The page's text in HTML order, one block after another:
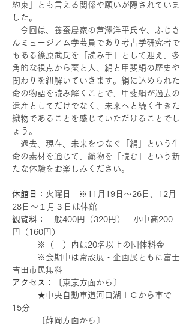
約束」とも言える関係や願いが隠されていま
した。
今回は、養蚕農家の芦澤洋平氏や、ふじさ
んミュージアム学芸員であり考古学研究者で
もある篠原武氏を「読み手」として迎え、多
角的な視点から蚕と人、絹と甲斐絹の歴史や
関わりを紐解いていきます。絹に込められた
命の物語を読み解くことで、甲斐絹が過去の
遺産としてだけでなく、未来へと続く生きた
織物であることを感じていただけることでし
ょう。
過去、現在、未来をつなぐ「絹」という生
命の素材を通じて、織物を「読む」という新
たな体験をお楽しみください。
休館日： 火曜日　※11月19日～26日、12月
28日～１月３日は休館
観覧料： 一般400円（320円）　小中高200
円（160円）
※（　）内は20名以上の団体料金
※会期中は常設展・企画展ともに富士
吉田市民無料
アクセス：
〔東京方面から〕
★中央自動車道河口湖ＩＣから車で
15分
〔静岡方面から〕